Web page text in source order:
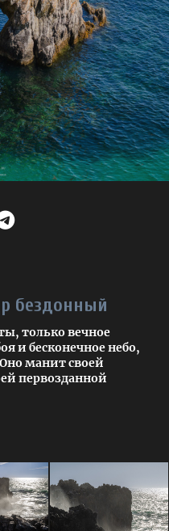
бездонный
только вечное
и бесконечное небо,
манит своей
первозданной